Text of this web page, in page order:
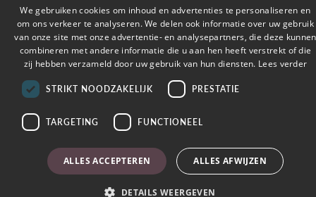
Online betalen met
Verzonden met
Copyright © 2026 TenSen Juweliers. All rights reserved - BE0407.661.108 - Powered
We gebruiken cookies om inhoud en advertenties te personaliseren en
om ons verkeer te analyseren. We delen ook informatie over uw gebruik
van onze site met onze advertentie- en analysepartners, die deze kunnen
combineren met andere informatie die u aan hen heeft verstrekt of die
zij hebben verzameld door uw gebruik van hun diensten. Lees verder
STRIKT NOODZAKELIJK PRESTATIE
TARGETING FUNCTIONEEL
ALLES ACCEPTEREN ALLES AFWIJZEN
DETAILS WEERGEVEN